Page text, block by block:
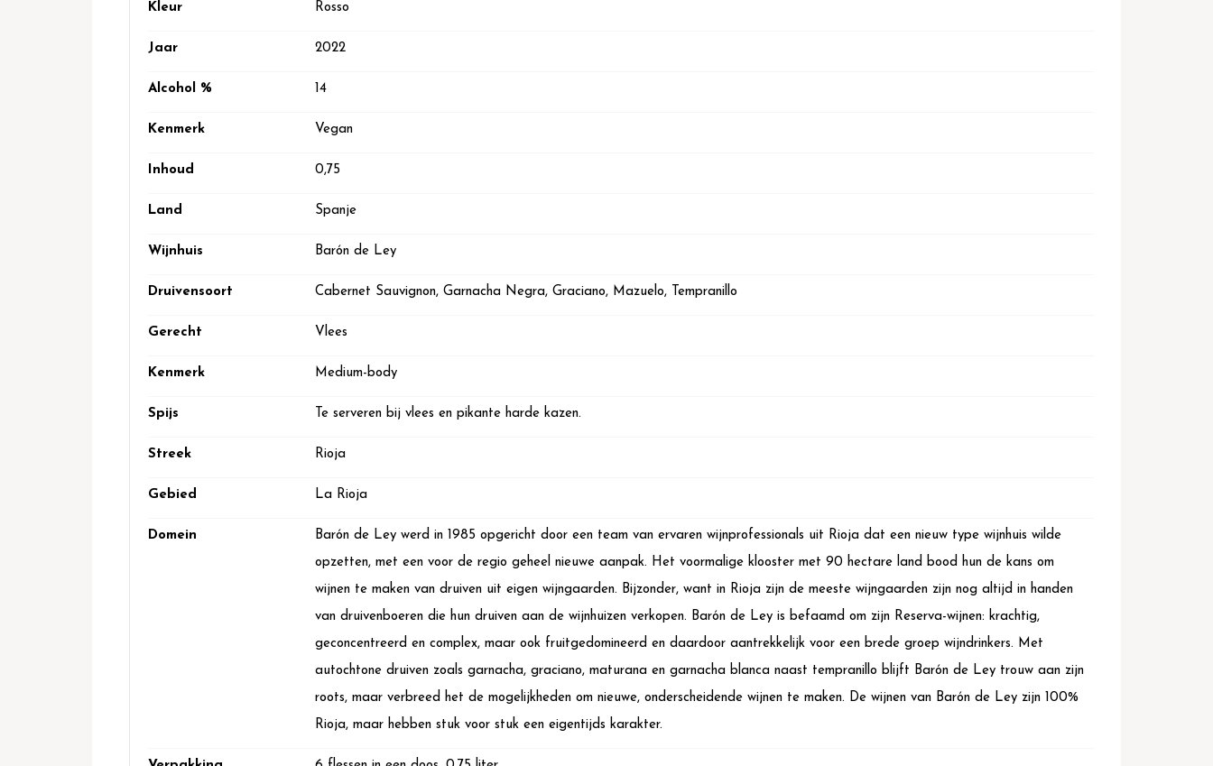
Kleur Rosso
Jaar 2022
Alcohol % 14
Kenmerk Vegan
Inhoud 0,75
Land Spanje
Wijnhuis Barón de Ley
Druivensoort Cabernet Sauvignon, Garnacha Negra, Graciano, Mazuelo, Tempranillo
Gerecht Vlees
Kenmerk Medium-body
Spijs Te serveren bij vlees en pikante harde kazen.
Streek Rioja
Gebied La Rioja
Domein
Barón de Ley werd in 1985 opgericht door een team van ervaren wijnprofessionals uit Rioja dat een nieuw type wijnhuis wilde
opzetten, met een voor de regio geheel nieuwe aanpak. Het voormalige klooster met 90 hectare land bood hun de kans om
wijnen te maken van druiven uit eigen wijngaarden. Bijzonder, want in Rioja zijn de meeste wijngaarden zijn nog altijd in handen
van druivenboeren die hun druiven aan de wijnhuizen verkopen. Barón de Ley is befaamd om zijn Reserva-wijnen: krachtig,
geconcentreerd en complex, maar ook fruitgedomineerd en daardoor aantrekkelijk voor een brede groep wijndrinkers. Met
autochtone druiven zoals garnacha, graciano, maturana en garnacha blanca naast tempranillo blijft Barón de Ley trouw aan zijn
roots, maar verbreed het de mogelijkheden om nieuwe, onderscheidende wijnen te maken. De wijnen van Barón de Ley zijn 100%
Rioja, maar hebben stuk voor stuk een eigentijds karakter.